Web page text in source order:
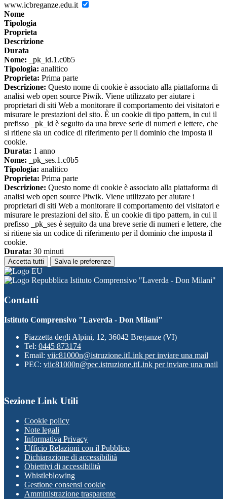
www.icbreganze.edu.it
Nome
Tipologia
Proprieta
Descrizione
Durata
Nome: _pk_id.1.c0b5
Tipologia: analitico
Proprieta: Prima parte
Descrizione: Questo nome di cookie è associato alla piattaforma di
analisi web open source Piwik. Viene utilizzato per aiutare i
proprietari di siti Web a monitorare il comportamento dei visitatori e
misurare le prestazioni del sito. È un cookie di tipo pattern, in cui il
prefisso _pk_id è seguito da una breve serie di numeri e lettere, che
si ritiene sia un codice di riferimento per il dominio che imposta il
cookie.
Durata: 1 anno
Nome: _pk_ses.1.c0b5
Tipologia: analitico
Proprieta: Prima parte
Descrizione: Questo nome di cookie è associato alla piattaforma di
analisi web open source Piwik. Viene utilizzato per aiutare i
proprietari di siti Web a monitorare il comportamento dei visitatori e
misurare le prestazioni del sito. È un cookie di tipo pattern, in cui il
prefisso _pk_ses è seguito da una breve serie di numeri e lettere, che
si ritiene sia un codice di riferimento per il dominio che imposta il
cookie.
Durata: 30 minuti
Accetta tutti Salva le preferenze
Istituto Comprensivo "Laverda - Don Milani"
Contatti
Istituto Comprensivo "Laverda - Don Milani"
Piazzetta degli Alpini, 12, 36042 Breganze (VI)
Tel: 0445 873174
Email: viic81000n@istruzione.itLink per inviare una mail
PEC: viic81000n@pec.istruzione.itLink per inviare una mail
Sezione Link Utili
Cookie policy
Note legali
Informativa Privacy
Ufficio Relazioni con il Pubblico
Dichiarazione di accessibilità
Obiettivi di accessibilità
Whistleblowing
Gestione consensi cookie
Amministrazione trasparente